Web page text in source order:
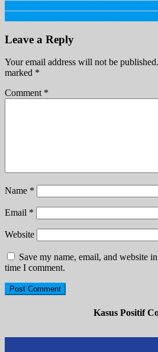
Post
navigation
Leave a Reply
Your email address will not be published.
marked *
Comment *
Name *
Email *
Website
Save my name, email, and website
time I comment.
Kasus Positif